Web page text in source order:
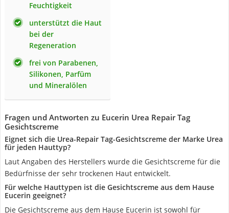
Feuchtigkeit
unterstützt die Haut
bei der
Regeneration
frei von Parabenen,
Silikonen, Parfüm
und Mineralölen
Fragen und Antworten zu Eucerin Urea Repair Tag
Gesichtscreme
Eignet sich die Urea-Repair Tag-Gesichtscreme der Marke Urea
für jeden Hauttyp?
Laut Angaben des Herstellers wurde die Gesichtscreme für die
Bedürfnisse der sehr trockenen Haut entwickelt.
Für welche Hauttypen ist die Gesichtscreme aus dem Hause
Eucerin geeignet?
Die Gesichtscreme aus dem Hause Eucerin ist sowohl für